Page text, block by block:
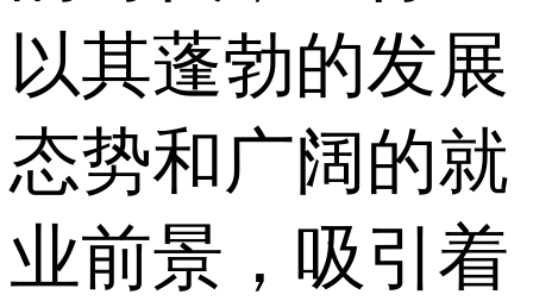
以其蓬勃的发展
态势和广阔的就
业前景，吸引着